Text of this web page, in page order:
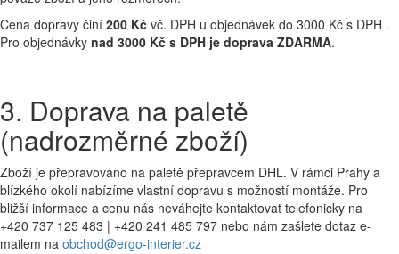
Cena dopravy činí 200 Kč vč. DPH u objednávek do 3000 Kč s DPH .
Pro objednávky nad 3000 Kč s DPH je doprava ZDARMA.
3. Doprava na paletě
(nadrozměrné zboží)
Zboží je přepravováno na paletě přepravcem DHL. V rámci Prahy a
blízkého okolí nabízíme vlastní dopravu s možností montáže. Pro
bližší informace a cenu nás neváhejte kontaktovat telefonicky na
+420 737 125 483 | +420 241 485 797 nebo nám zašlete dotaz e-
mailem na obchod@ergo-interier.cz